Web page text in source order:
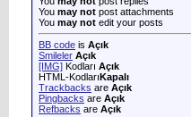
You may not post attachments
You may not edit your posts
BB code is Açık
Smileler Açık
[IMG] Kodları Açık
HTML-KodlarıKapalı
Trackbacks are Açık
Pingbacks are Açık
Refbacks are Açık